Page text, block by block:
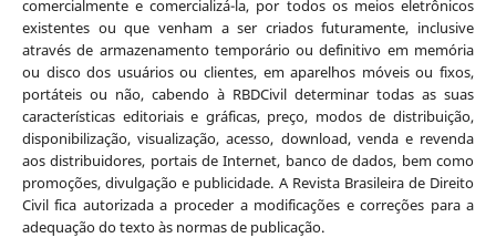
comercialmente e comercializá-la, por todos os meios eletrônicos
existentes ou que venham a ser criados futuramente, inclusive
através de armazenamento temporário ou definitivo em memória
ou disco dos usuários ou clientes, em aparelhos móveis ou fixos,
portáteis ou não, cabendo à RBDCivil determinar todas as suas
características editoriais e gráficas, preço, modos de distribuição,
disponibilização, visualização, acesso, download, venda e revenda
aos distribuidores, portais de Internet, banco de dados, bem como
promoções, divulgação e publicidade. A Revista Brasileira de Direito
Civil fica autorizada a proceder a modificações e correções para a
adequação do texto às normas de publicação.